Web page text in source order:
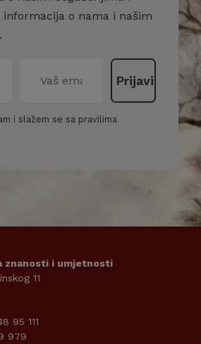
informacija o nama i našim
i slažem se sa pravilima
znanosti i umjetnosti
11
95 111
979